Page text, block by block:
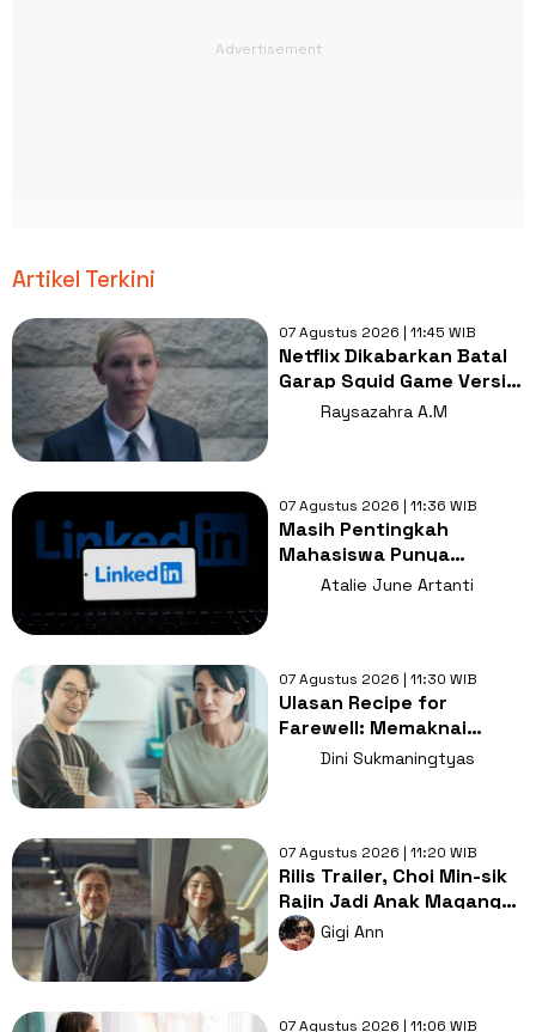
Artikel Terkini
07 Agustus 2026 | 11:45 WIB
Netflix Dikabarkan Batal
Garap Squid Game Versi
Amerika, Apa Alasannya?
Raysazahra A.M
07 Agustus 2026 | 11:36 WIB
Masih Pentingkah
Mahasiswa Punya
LinkedIn di Era AI?
Atalie June Artanti
07 Agustus 2026 | 11:30 WIB
Ulasan Recipe for
Farewell: Memaknai
Perpisahan Lewat
Dini Sukmaningtyas
07 Agustus 2026 | 11:20 WIB
Rilis Trailer, Choi Min-sik
Rajin Jadi Anak Magang
Han So-hee di The Intern
Gigi Ann
07 Agustus 2026 | 11:06 WIB